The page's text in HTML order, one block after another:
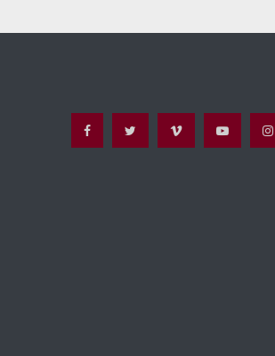
записям